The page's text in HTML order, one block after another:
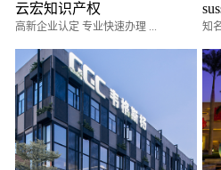
云宏知识产权
高新企业认定 专业快速办理 ... 知